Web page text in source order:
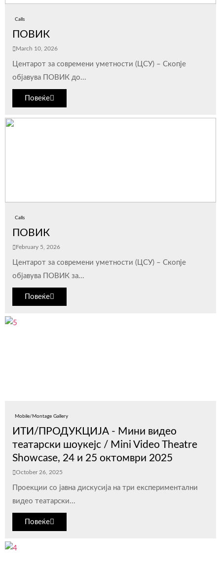
Calls
ПОВИК
March 10, 2026
Центарот за современи уметности (ЦСУ) – Скопје
објавува ПОВИК до...
Повеќе
Calls
ПОВИК
February 5, 2026
Центарот за современи уметности (ЦСУ) – Скопје
објавува ПОВИК за...
Повеќе
Mobile/Montage Gallery
ИТИ/ПРОДУКЦИЈА - Мини видео
театарски шоукејс / Mini Video Theatre
Showcase, 24 и 25 октомври 2025
October 26, 2025
Проекции со јавна дискусија на три експериментални
видео театарски...
Повеќе